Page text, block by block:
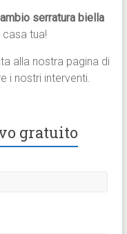
serratura biella
tua!
alla nostra pagina di
i nostri interventi.
gratuito